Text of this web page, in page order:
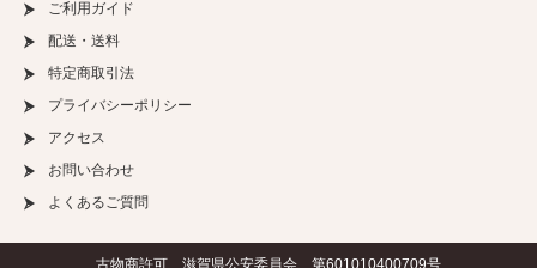
ご利用ガイド
配送・送料
特定商取引法
プライバシーポリシー
アクセス
お問い合わせ
よくあるご質問
古物商許可 滋賀県公安委員会 第601010400709号